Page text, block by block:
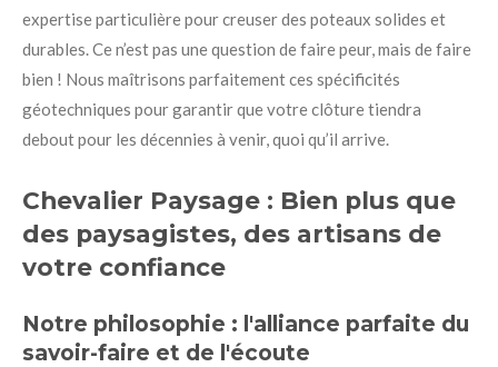
expertise particulière pour creuser des poteaux solides et
durables. Ce n’est pas une question de faire peur, mais de faire
bien ! Nous maîtrisons parfaitement ces spécificités
géotechniques pour garantir que votre clôture tiendra
debout pour les décennies à venir, quoi qu’il arrive.
Chevalier Paysage : Bien plus que
des paysagistes, des artisans de
votre confiance
Notre philosophie : l'alliance parfaite du
savoir-faire et de l'écoute